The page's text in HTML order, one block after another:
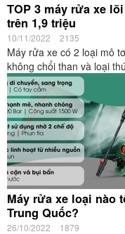
TOP 3 máy rửa xe
trên 1,9 triệu
10/11/2022 2135
Máy rửa xe có 2 loại mô
không chổi than và loại
Máy rửa xe loại nào
Trung Quốc?
26/10/2022 1879